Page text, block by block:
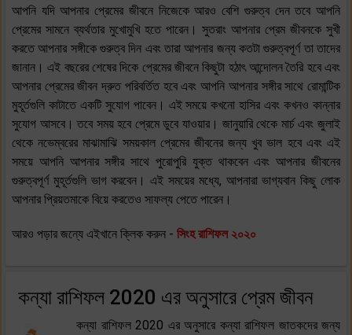
আপনি যদি আপনার প্রেমের জীবনে নিজেকে আরও বেশি গুরুত্ব দেন তবে আপনি
প্রেমের সামনে ব্যর্থতার মুখোমুখি হতে পারেন। সুতরাং আপনার প্রেম জীবনকে সুখী
করতে আপনার সঙ্গীকে গুরুত্ব দিন এবং তারা আপনার জন্য কতটা গুরুত্বপূর্ণ তা তাদের
জানান। এই বছরের শেষের দিকে প্রেমের জীবনে কিছুটা হঠাৎ আন্দোলন তৈরি হবে এবং
আপনার প্রেমের জীবন দ্রুত পরিবর্তিত হবে এবং আপনি আপনার সঙ্গীর সাথে রোমান্টিক
মুহূর্তগুলি কাটাতে একটি সুযোগ পাবেন। এই সময়ে কখনো হাসির এবং কখনও কান্নার
সুযোগ আসবে। তবে সময় হবে প্রেমে ডুবে যাওয়ার। জানুয়ারি থেকে মার্চ এবং জুলাই
থেকে নভেম্বরের মাঝামাঝি সময়কাল প্রেমের জীবনের জন্য খুব ভাল হবে এবং এই
সময়ে আপনি আপনার সঙ্গীর সাথে পুরোপুরি যুক্ত থাকবেন এবং আপনার জীবনের
গুরুত্বপূর্ণ মুহূর্তগুলি ভাগ করবেন। এই সময়ের মধ্যে, আপনারা ভাগ্যবান কিছু লোক
আপনার প্রিয়তমাকে বিয়ে করতেও সাফল্য পেতে পারেন।
আরও পড়ার জন্যে এইখানে ক্লিক করুন - সিংহ রাশিফল ২০২০
কন্যা রাশিফল 2020 এর অনুসারে প্রেম জীবন
কন্যা রাশিফল 2020 এর অনুসারে কন্যা রাশিফল জাতকদের জন্য